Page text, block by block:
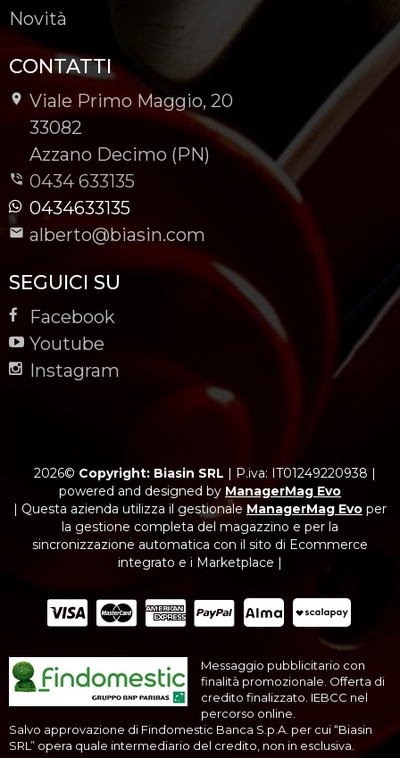
Novità
CONTATTI
Viale Primo Maggio, 20
-
33082
-
Azzano Decimo (PN)
0434 633135
0434633135
alberto@biasin.com
SEGUICI SU
Facebook
Youtube
Instagram
2026© Copyright: Biasin SRL | P.iva: IT01249220938 |
powered and designed by ManagerMag Evo
| Questa azienda utilizza il gestionale ManagerMag Evo per
la gestione completa del magazzino e per la
sincronizzazione automatica con il sito di Ecommerce
integrato e i Marketplace |
Messaggio pubblicitario con
finalità promozionale. Offerta di
credito finalizzato. IEBCC nel
percorso online.
Salvo approvazione di Findomestic Banca S.p.A. per cui “Biasin
SRL” opera quale intermediario del credito, non in esclusiva.